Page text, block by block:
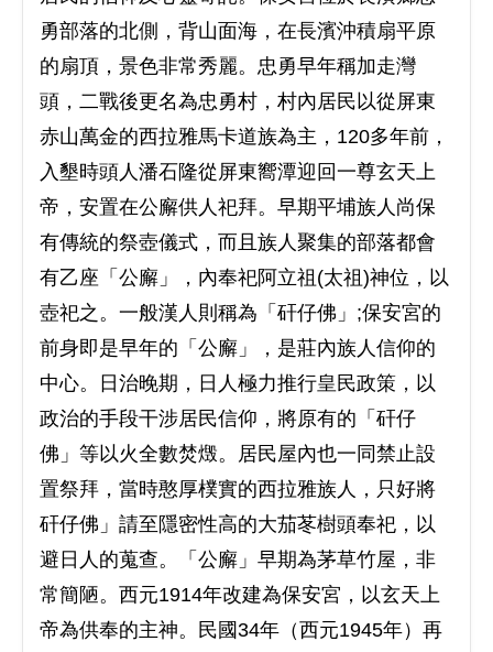
勇部落的北側，背山面海，在長濱沖積扇平原
的扇頂，景色非常秀麗。忠勇早年稱加走灣
頭，二戰後更名為忠勇村，村內居民以從屏東
赤山萬金的西拉雅馬卡道族為主，120多年前，
入墾時頭人潘石隆從屏東嚮潭迎回一尊玄天上
帝，安置在公廨供人祀拜。早期平埔族人尚保
有傳統的祭壺儀式，而且族人聚集的部落都會
有乙座「公廨」，內奉祀阿立祖(太祖)神位，以
壺祀之。一般漢人則稱為「矸仔佛」;保安宮的
前身即是早年的「公廨」，是莊內族人信仰的
中心。日治晚期，日人極力推行皇民政策，以
政治的手段干涉居民信仰，將原有的「矸仔
佛」等以火全數焚燬。居民屋內也一同禁止設
置祭拜，當時憨厚樸實的西拉雅族人，只好將
矸仔佛」請至隱密性高的大茄苳樹頭奉祀，以
避日人的蒐查。「公廨」早期為茅草竹屋，非
常簡陋。西元1914年改建為保安宮，以玄天上
帝為供奉的主神。民國34年（西元1945年）再